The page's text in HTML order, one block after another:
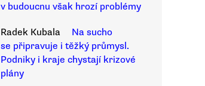
v budoucnu však hrozí problémy
Radek Kubala
Na sucho
se připravuje i těžký průmysl.
Podniky i kraje chystají krizové
plány